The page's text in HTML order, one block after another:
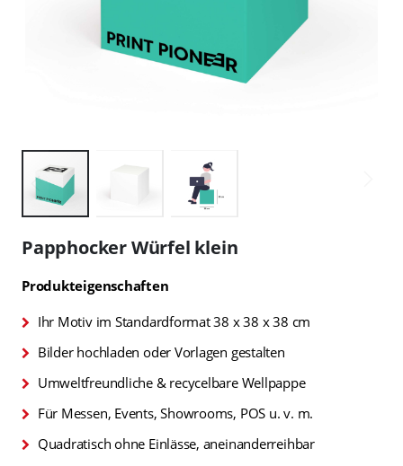
Anfang
der
springen
Papphocker Würfel klein
Produkteigenschaften
Ihr Motiv im Standardformat 38 x 38 x 38 cm
Bilder hochladen oder Vorlagen gestalten
Umweltfreundliche & recycelbare Wellpappe
Für Messen, Events, Showrooms, POS u. v. m.
Quadratisch ohne Einlässe, aneinanderreihbar